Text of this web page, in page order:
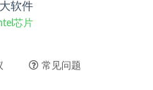
软件
芯片
常见问题